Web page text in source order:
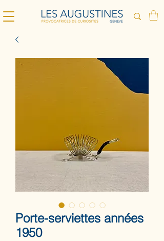
Porte-serviettes années
1950